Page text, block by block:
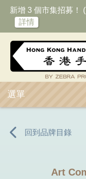
新增 3 個市集招募！
詳情
選單
回到品牌目錄
Art